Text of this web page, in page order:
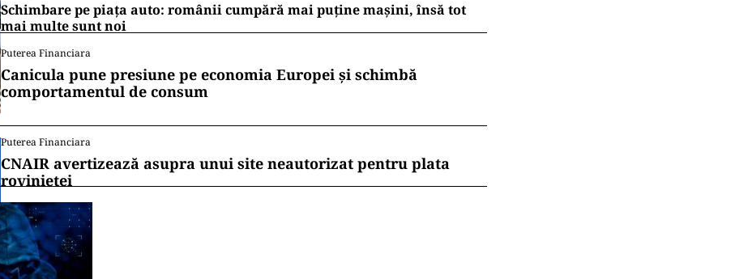
Schimbare pe piața auto: românii cumpără mai puține mașini, însă tot
mai multe sunt noi
Puterea Financiara
Canicula pune presiune pe economia Europei și schimbă
comportamentul de consum
Puterea Financiara
CNAIR avertizează asupra unui site neautorizat pentru plata
rovinietei